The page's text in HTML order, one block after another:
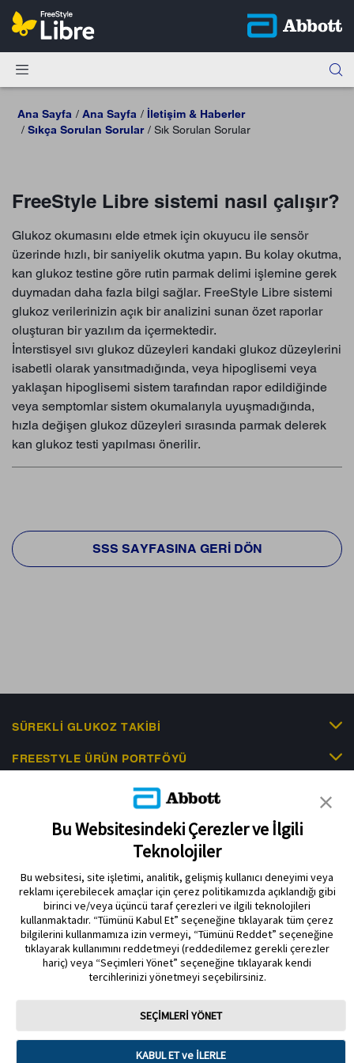
Ana Sayfa Ana Sayfa
İletişim & Haberler
Sıkça Sorulan Sorular
Sık Sorulan Sorular
FreeStyle Libre sistemi nasıl çalışır?
Glukoz okumasını elde etmek için okuyucu ile sensör
üzerinde hızlı, bir saniyelik okutma yapın. Bu kolay okutma,
kan glukoz testine göre rutin parmak delimi işlemine gerek
duymadan daha fazla bilgi sağlar. FreeStyle Libre sistemi
glukoz verilerinizin açık bir analizini sunan özet raporlar
oluşturan bir yazılım da içermektedir.
İnterstisyel sıvı glukoz düzeyleri kandaki glukoz düzeylerini
isabetli olarak yansıtmadığında, veya hipoglisemi veya
yaklaşan hipoglisemi sistem tarafından rapor edildiğinde
veya semptomlar sistem okumalarıyla uyuşmadığında,
hızla değişen glukoz düzeyleri sırasında parmak delerek
kan glukoz testi yapılması önerilir.
SSS SAYFASINA GERI DÖN
SÜREKLI GLUKOZ TAKIBI
FREESTYLE ÜRÜN PORTFÖYÜ
EDUCATIONAL RESOURCES
İLETIŞIM & HABERLER
Gizlilik Politikası Çerez Politikası
Kullanım Koşulları
Sensör muhafazası, FreeStyle, Libre ve ilgili marka markaları Abbott'un
herhangi bir Abbott ticari markası, ticari adı veya ticari takdim şekli, Abbott
Laboratuarlarının önceden yazılı izni olmaksızın, şirketin ürün veya
Bu Websitesindeki Çerezler ve İlgili
Teknolojiler
Bu websitesi, site işletimi, analitik, gelişmiş kullanıcı deneyimi veya
reklamı içerebilecek amaçlar için çerez politikamızda açıklandığı gibi
birinci ve/veya üçüncü taraf çerezleri ve ilgili teknolojileri
kullanmaktadır. “Tümünü Kabul Et” seçeneğine tıklayarak tüm çerez
bilgilerini kullanmamıza izin vermeyi, “Tümünü Reddet” seçeneğine
tıklayarak kullanımını reddetmeyi (reddedilemez gerekli çerezler
hariç) veya “Seçimleri Yönet” seçeneğine tıklayarak kendi
tercihlerinizi yönetmeyi seçebilirsiniz.
SEÇİMLERİ YÖNET
KABUL ET ve İLERLE